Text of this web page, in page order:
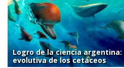
Logro de la ciencia
evolutiva de los cetáceos